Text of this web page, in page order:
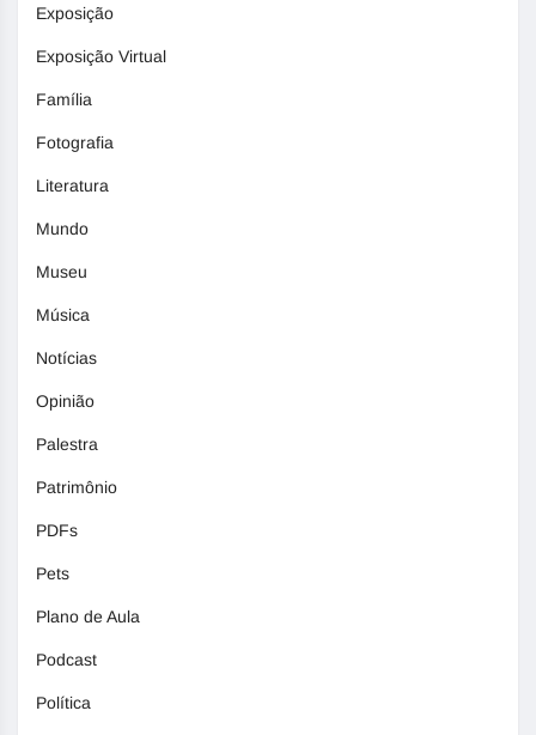
Exposição
Exposição Virtual
Família
Fotografia
Literatura
Mundo
Museu
Música
Notícias
Opinião
Palestra
Patrimônio
PDFs
Pets
Plano de Aula
Podcast
Política